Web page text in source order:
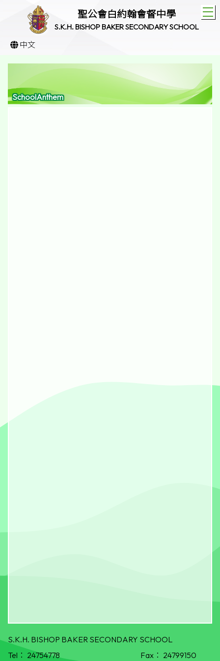
聖公會白約翰會督中學
S.K.H. BISHOP BAKER SECONDARY SCHOOL
中文
SchoolAnthem
S.K.H. BISHOP BAKER SECONDARY SCHOOL
Tel： 24754778 Fax： 24799150